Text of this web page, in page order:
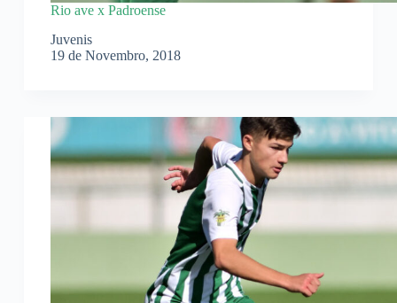
Rio ave x Padroense
Juvenis
19 de Novembro, 2018